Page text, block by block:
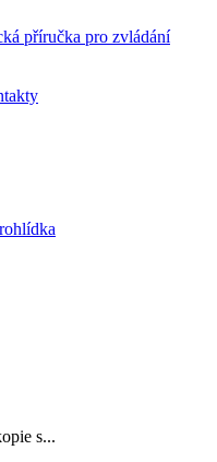
příručka pro zvládání
s...